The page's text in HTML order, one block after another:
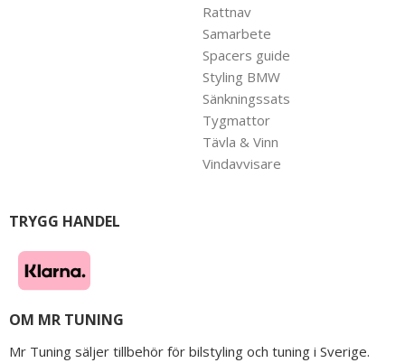
Rattnav
Samarbete
Spacers guide
Styling BMW
Sänkningssats
Tygmattor
Tävla & Vinn
Vindavvisare
TRYGG HANDEL
OM MR TUNING
Mr Tuning säljer tillbehör för bilstyling och tuning i Sverige.